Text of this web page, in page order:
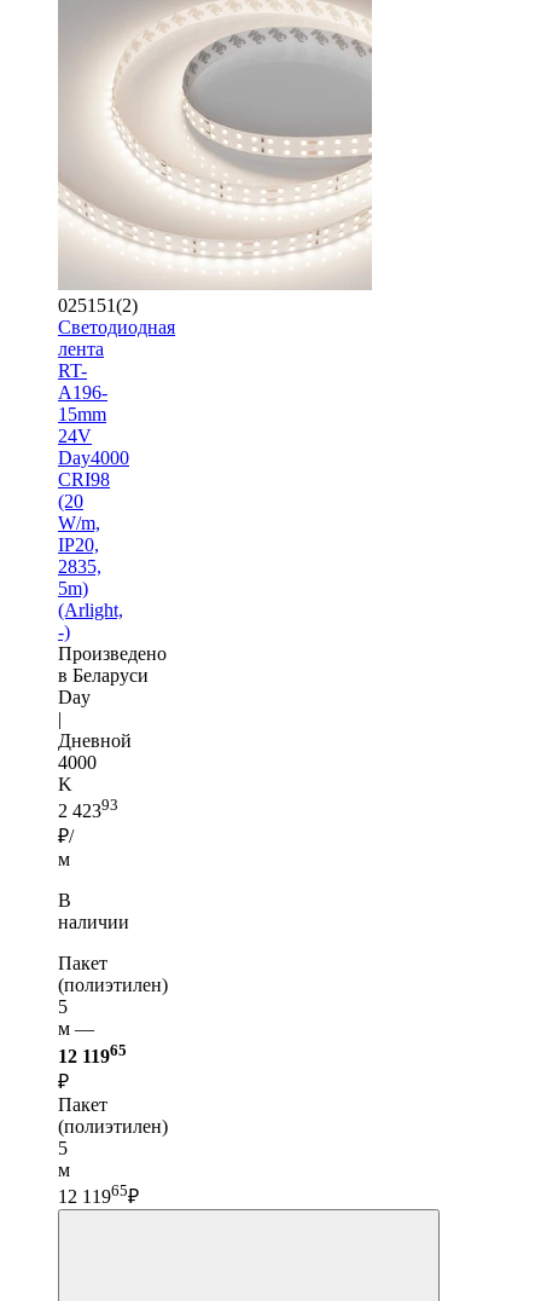
025151(2)
Светодиодная
лента
RT-
A196-
15mm
24V
Day4000
CRI98
(20
W/m,
IP20,
2835,
5m)
(Arlight,
-)
Произведено
в Беларуси
Day
|
Дневной
4000
K
2 42393
₽/
м
В
наличии
Пакет
(полиэтилен)
5
м —
12 11965
₽
Пакет
(полиэтилен)
5
м
12 11965₽